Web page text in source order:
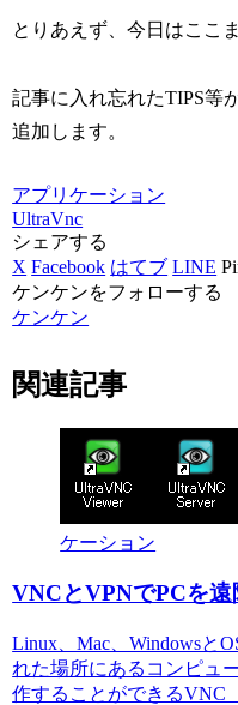
とりあえず、今日はここま
記事に入れ忘れたTIPS等
追加します。
アプリケーション
UltraVnc
シェアする
X Facebook はてブ LINE
ケンケンをフォローする
ケンケン
関連記事
ケーション
VNCとVPNでPCを遠
Linux、Mac、Windowsと
れた場所にあるコンピュ
作することができるVNC